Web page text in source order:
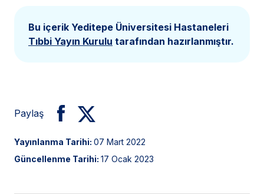
Bu içerik Yeditepe Üniversitesi Hastaneleri
Tıbbi Yayın Kurulu tarafından hazırlanmıştır.
Paylaş
Yayınlanma Tarihi: 07 Mart 2022
Güncellenme Tarihi: 17 Ocak 2023